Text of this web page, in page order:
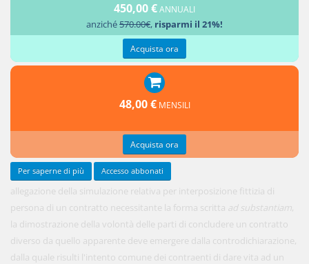
allegazione della simulazione relativa per interposizione fittizia di
persona di un contratto necessitante la forma scritta ad substantiam,
la dimostrazione della volontà delle parti di concludere un contratto
diverso da quello apparente deve emergere dalla controdichiarazione,
dalla quale risulti l'intento comune dei contraenti di dare vita ad un
450,00 €ANNUALI
anziché570.00€, risparmi il 21%!
Acquista ora
48,00 € MENSILI
Acquista ora
Per saperne di più Accesso abbonati